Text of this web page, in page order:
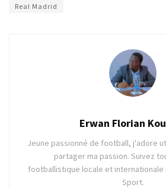
Real Madrid
Erwan Florian
Jeune passionné de football, j'adore
partager ma passion. Suivez
footballistique locale et internationale
Sport.